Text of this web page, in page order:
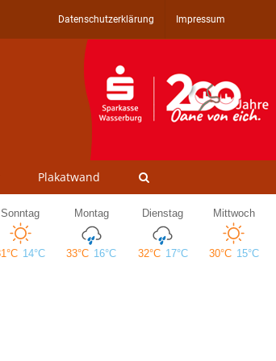
Datenschutzerklärung Impressum
Plakatwand